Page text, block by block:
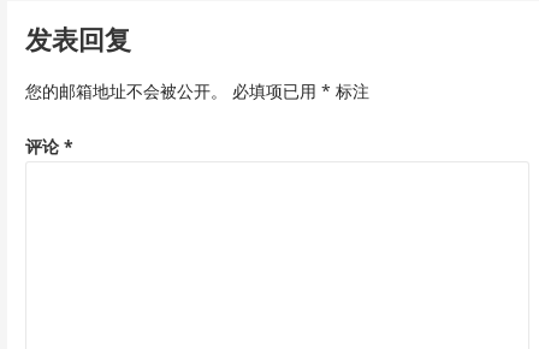
导
航
发表回复
您的邮箱地址不会被公开。 必填项已用 * 标注
评论 *